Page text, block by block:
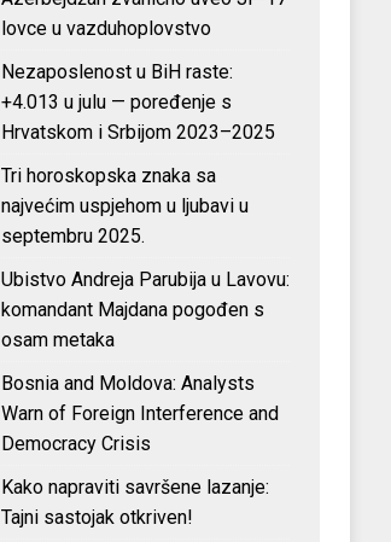
lovce u vazduhoplovstvo
Nezaposlenost u BiH raste:
+4.013 u julu — poređenje s
Hrvatskom i Srbijom 2023–2025
Tri horoskopska znaka sa
najvećim uspjehom u ljubavi u
septembru 2025.
Ubistvo Andreja Parubija u Lavovu:
komandant Majdana pogođen s
osam metaka
Bosnia and Moldova: Analysts
Warn of Foreign Interference and
Democracy Crisis
Kako napraviti savršene lazanje:
Tajni sastojak otkriven!